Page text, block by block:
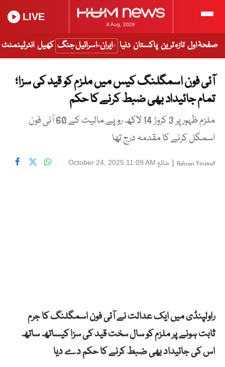
8 Aug, 2026
LIVE
صفحۂ اول تازہ ترین پاکستان دنیا ایران-اسرائیل جنگ کھیل انٹرٹینمنٹ
آئی فون اسمگلنگ کیس میں ملزم کو قید کی سزا؛
تمام جائیداد بھی ضبط کرنے کا حکم
ملزم ظہور پر 3 کروڑ 14 لاکھ روپے مالیت کے 60 آئی فون
اسمگل کرنے کا مقدمہ درج تھا
Adnan Yousaf
| شائع October 24, 2025 11:09 AM
راولپنڈی میں ایک عدالت نے آئی فون اسمگلنگ کا جرم
ثابت ہونے پر ملزم کو سال سخت قید کی سزا کیساتھ ساتھ
اس کی جائیداد بھی ضبط کرنے کا حکم دے دیا